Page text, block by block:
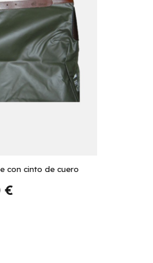
con cinto de cuero
€